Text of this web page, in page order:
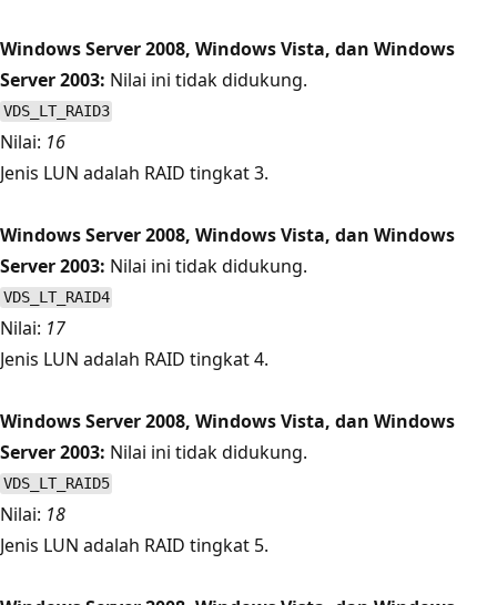
Windows Server 2008, Windows Vista, dan Windows
Server 2003: Nilai ini tidak didukung.
VDS_LT_RAID3
Nilai: 16
Jenis LUN adalah RAID tingkat 3.
Windows Server 2008, Windows Vista, dan Windows
Server 2003: Nilai ini tidak didukung.
VDS_LT_RAID4
Nilai: 17
Jenis LUN adalah RAID tingkat 4.
Windows Server 2008, Windows Vista, dan Windows
Server 2003: Nilai ini tidak didukung.
VDS_LT_RAID5
Nilai: 18
Jenis LUN adalah RAID tingkat 5.